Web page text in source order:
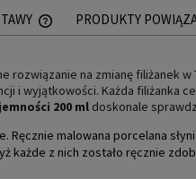
CENA NIE ZAWIERA
PŁATNOŚCI
PRODUKTY
rozwiązanie na zmianę filiżanek
i wyjątkowości. Każda filiżanka
200 ml doskonale
Ręcznie malowana porcelana
każde z nich zostało ręcznie